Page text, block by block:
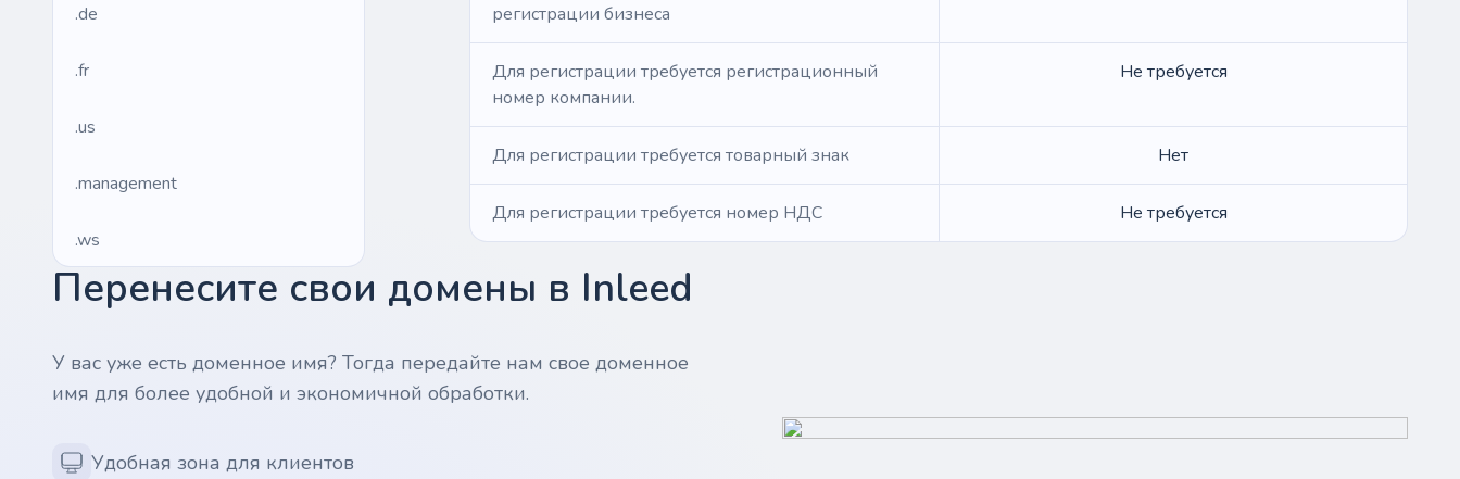
.de
.fr
.us
.management
.ws
.ai
.website
.io
регистрации бизнеса
Для регистрации требуется регистрационный
номер компании.
Не требуется
Для регистрации требуется товарный знак Нет
Для регистрации требуется номер НДС Не требуется
Перенесите свои домены в Inleed
У вас уже есть доменное имя? Тогда передайте нам свое доменное
имя для более удобной и экономичной обработки.
Удобная зона для клиентов